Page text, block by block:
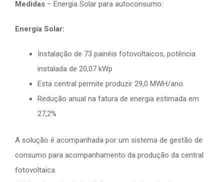
Medidas – Energia Solar para autoconsumo:
Energia Solar:
Instalação de 73 painéis fotovoltaicos, potência
instalada de 20,07 kWp
Esta central permite produzir 29,0 MWH/ano.
Redução anual na fatura de energia estimada em
27,2%
A solução é acompanhada por um sistema de gestão de
consumo para acompanhamento da produção da central
fotovoltaica.